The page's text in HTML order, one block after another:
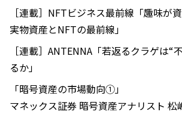
［連載］NFTビジネス最前線「趣味が
実物資産とNFTの最前線」
［連載］ANTENNA「若返るクラゲは“
るか」
「暗号資産の市場動向①」
マネックス証券 暗号資産アナリスト 松